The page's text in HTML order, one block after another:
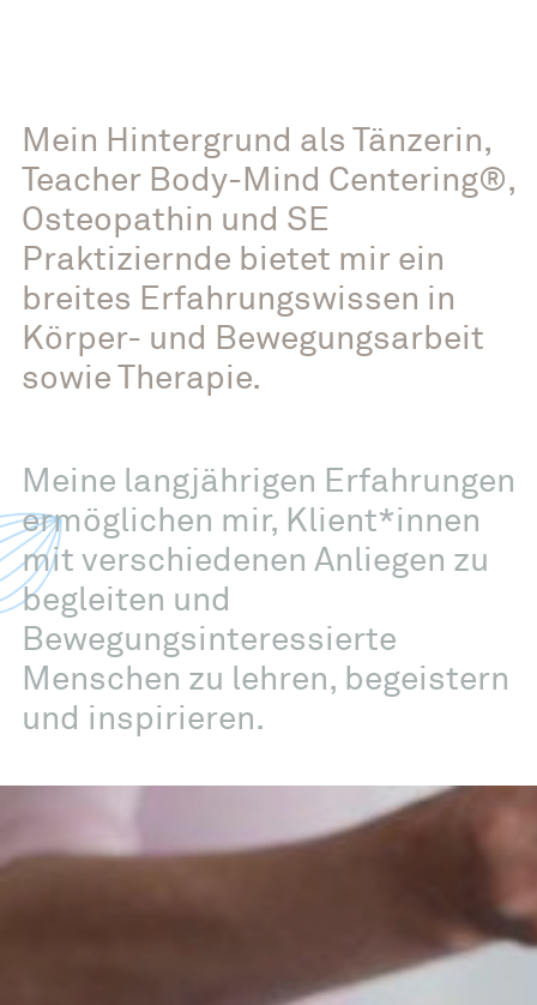
Mein Hintergrund als Tänzerin,
Teacher Body-Mind Centering®,
Osteopathin und SE
Praktiziernde bietet mir ein
breites Erfahrungswissen in
Körper- und Bewegungsarbeit
sowie Therapie.
Meine langjährigen Erfahrungen
ermöglichen mir, Klient*innen
mit verschiedenen Anliegen zu
begleiten und
Bewegungsinteressierte
Menschen zu lehren, begeistern
und inspirieren.